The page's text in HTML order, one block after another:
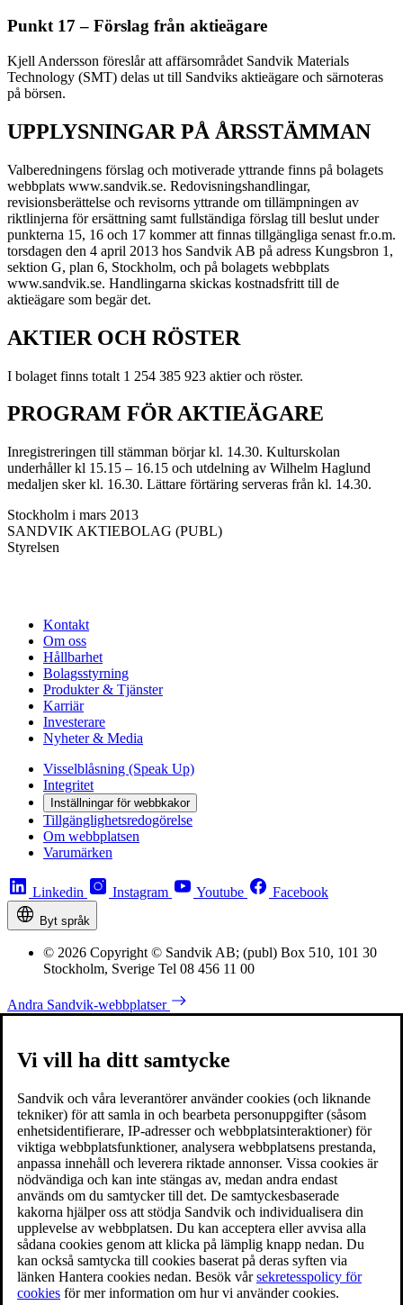
Punkt 17 – Förslag från aktieägare
Kjell Andersson föreslår att affärsområdet Sandvik Materials
Technology (SMT) delas ut till Sandviks aktieägare och särnoteras
på börsen.
UPPLYSNINGAR PÅ ÅRSSTÄMMAN
Valberedningens förslag och motiverade yttrande finns på bolagets
webbplats www.sandvik.se. Redovisningshandlingar,
revisionsberättelse och revisorns yttrande om tillämpningen av
riktlinjerna för ersättning samt fullständiga förslag till beslut under
punkterna 15, 16 och 17 kommer att finnas tillgängliga senast fr.o.m.
torsdagen den 4 april 2013 hos Sandvik AB på adress Kungsbron 1,
sektion G, plan 6, Stockholm, och på bolagets webbplats
www.sandvik.se. Handlingarna skickas kostnadsfritt till de
aktieägare som begär det.
AKTIER OCH RÖSTER
I bolaget finns totalt 1 254 385 923 aktier och röster.
PROGRAM FÖR AKTIEÄGARE
Inregistreringen till stämman börjar kl. 14.30. Kulturskolan
underhåller kl 15.15 – 16.15 och utdelning av Wilhelm Haglund
medaljen sker kl. 16.30. Lättare förtäring serveras från kl. 14.30.
Stockholm i mars 2013
SANDVIK AKTIEBOLAG (PUBL)
Styrelsen
Kontakt
Om oss
Hållbarhet
Bolagsstyrning
Produkter & Tjänster
Karriär
Investerare
Nyheter & Media
Visselblåsning (Speak Up)
Integritet
Inställningar för webbkakor
Tillgänglighetsredogörelse
Om webbplatsen
Varumärken
Linkedin Instagram Youtube Facebook
Byt språk
© 2026 Copyright © Sandvik AB; (publ) Box 510, 101 30
Stockholm, Sverige Tel 08 456 11 00
Andra Sandvik-webbplatser
Vi vill ha ditt samtycke
Sandvik och våra leverantörer använder cookies (och liknande
tekniker) för att samla in och bearbeta personuppgifter (såsom
enhetsidentifierare, IP-adresser och webbplatsinteraktioner) för
viktiga webbplatsfunktioner, analysera webbplatsens prestanda,
anpassa innehåll och leverera riktade annonser. Vissa cookies är
nödvändiga och kan inte stängas av, medan andra endast
används om du samtycker till det. De samtyckesbaserade
kakorna hjälper oss att stödja Sandvik och individualisera din
upplevelse av webbplatsen. Du kan acceptera eller avvisa alla
sådana cookies genom att klicka på lämplig knapp nedan. Du
kan också samtycka till cookies baserat på deras syften via
länken Hantera cookies nedan. Besök vårsekretesspolicy för
cookies för mer information om hur vi använder cookies.